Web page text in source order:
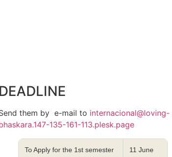
DEADLINE
them by e-mail to internacional@loving-
135-161-113.plesk.page
To Apply for the 1st semester
11 June